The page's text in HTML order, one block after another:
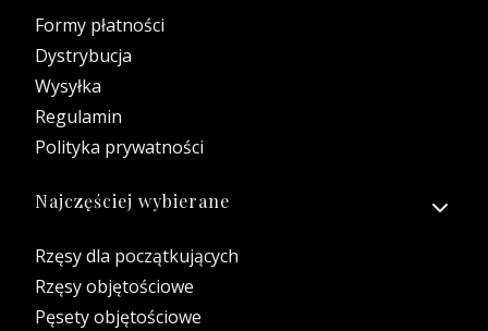
Formy płatności
Dystrybucja
Wysyłka
Regulamin
Polityka prywatności
Najczęściej wybierane
Rzęsy dla początkujących
Rzęsy objętościowe
Pęsety objętościowe